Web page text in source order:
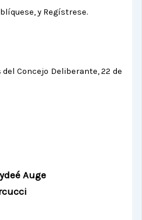
y Regístrese.
del Concejo Deliberante, 22 de
Auge